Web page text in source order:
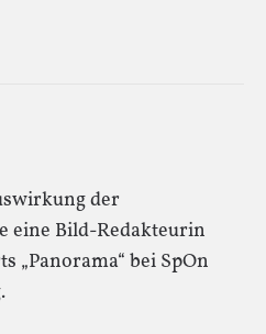
der
eine Bild-Redakteurin
„Panorama“ bei SpOn